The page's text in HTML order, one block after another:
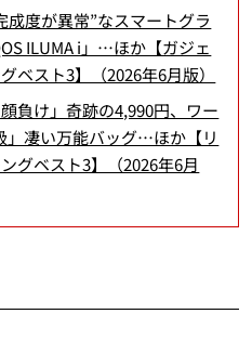
成度が異常”なスマートグラ
ILUMA i」…ほか【ガジェ
ベスト3】（2026年6月版）
負け」奇跡の4,990円、ワー
」凄い万能バッグ…ほか【リ
グベスト3】（2026年6月